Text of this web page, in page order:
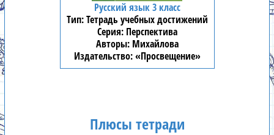
Русский язык 3 класс
Тетрадь учебных достижений
Перспектива
Михайлова
«Просвещение»
Плюсы тетради